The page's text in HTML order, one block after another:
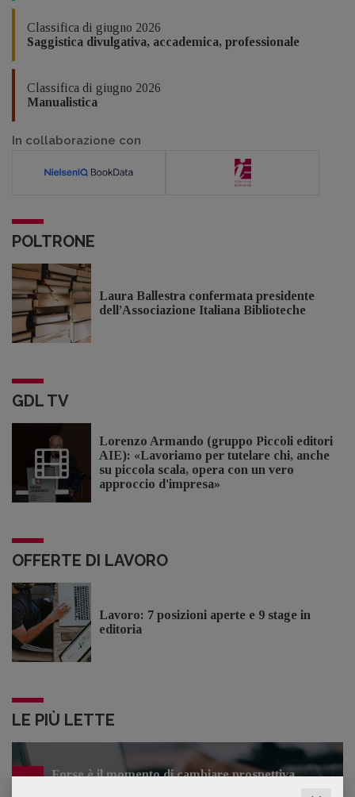
Classifica di giugno 2026
Saggistica divulgativa, accademica, professionale
Classifica di giugno 2026
Manualistica
In collaborazione con
POLTRONE
Laura Ballestra confermata presidente
dell’Associazione Italiana Biblioteche
GDL TV
Lorenzo Armando (gruppo Piccoli editori
AIE): «Lavoriamo per tutelare chi, anche
su piccola scala, opera con un vero
approccio d'impresa»
OFFERTE DI LAVORO
Lavoro: 7 posizioni aperte e 9 stage in
editoria
LE PIÙ LETTE
1
Forse è il momento di cambiare prospettiva